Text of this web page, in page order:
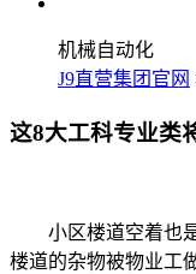
机械自动化
J9直营集团官网
这8大工科专业类
小区楼道空着也是
楼道的杂物被物业工